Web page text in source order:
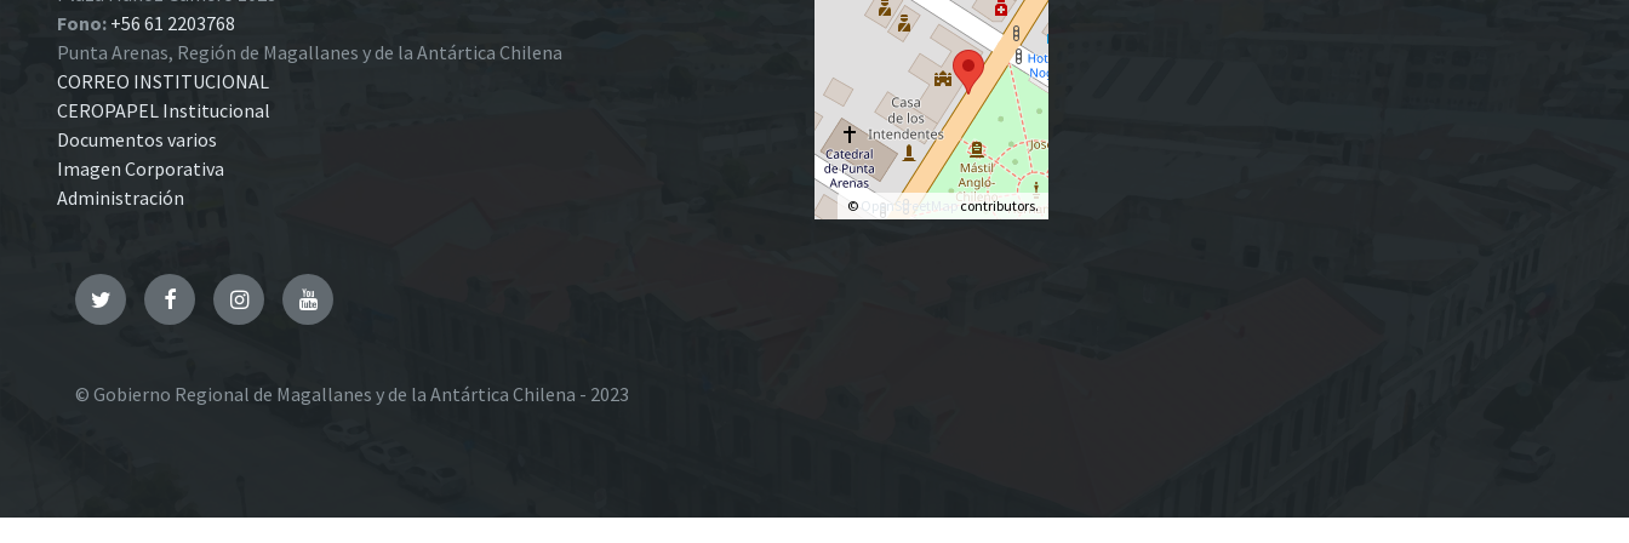
Fono: +56 61 2203768
Punta Arenas, Región de Magallanes y de la Antártica Chilena
CORREO INSTITUCIONAL
CEROPAPEL Institucional
Documentos varios
Imagen Corporativa
Administración
© OpenStreetMapcontributors.
TwitterFacebookInstagramYouTube
© Gobierno Regional de Magallanes y de la Antártica Chilena - 2023